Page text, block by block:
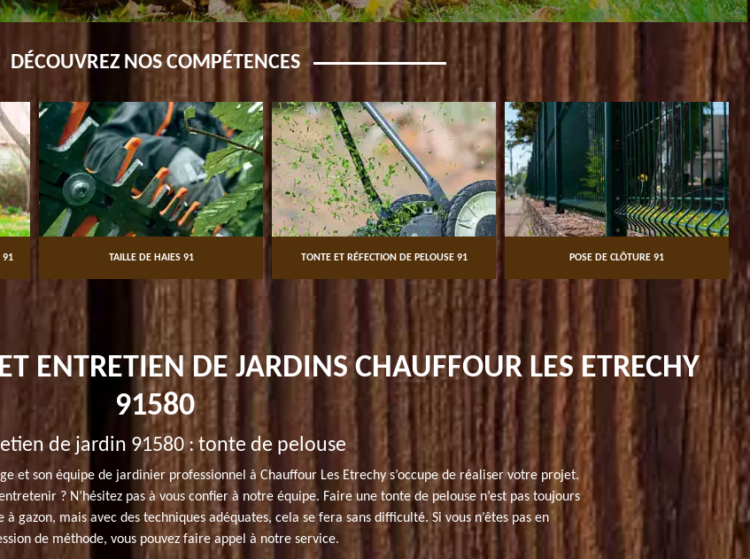
DÉCOUVREZ NOS COMPÉTENCES
91 TAILLE DE HAIES 91 TONTE ET RÉFECTION DE PELOUSE 91 POSE DE CLÔTURE 91
ENTRETIEN DE JARDINS CHAUFFOUR LES ETRECHY
91580
de jardin 91580 : tonte de pelouse
et son équipe de jardinier professionnel à Chauffour Les Etrechy s’occupe de réaliser votre projet.
? N’hésitez pas à vous confier à notre équipe. Faire une tonte de pelouse n’est pas toujours
gazon, mais avec des techniques adéquates, cela se fera sans difficulté. Si vous n’êtes pas en
de méthode, vous pouvez faire appel à notre service.